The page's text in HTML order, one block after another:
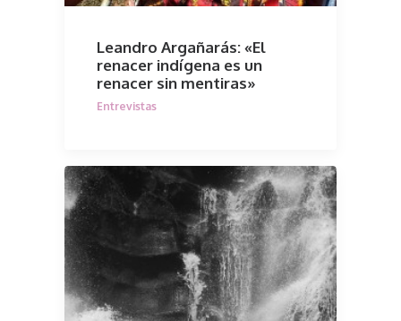
Leandro Argañarás: «El
renacer indígena es un
renacer sin mentiras»
Entrevistas